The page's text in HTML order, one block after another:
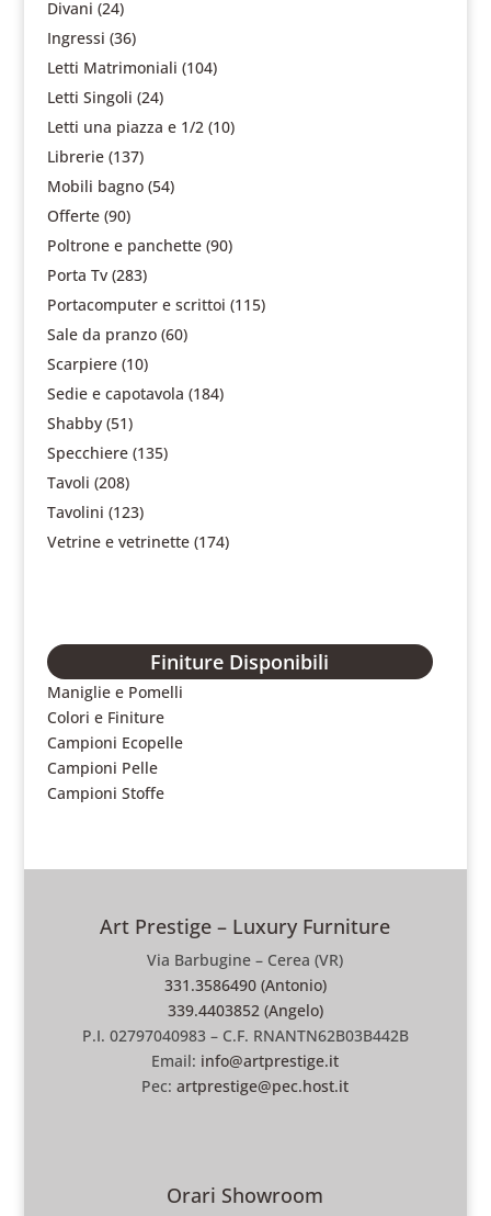
Divani (24)
Ingressi (36)
Letti Matrimoniali (104)
Letti Singoli (24)
Letti una piazza e 1/2 (10)
Librerie (137)
Mobili bagno (54)
Offerte (90)
Poltrone e panchette (90)
Porta Tv (283)
Portacomputer e scrittoi (115)
Sale da pranzo (60)
Scarpiere (10)
Sedie e capotavola (184)
Shabby (51)
Specchiere (135)
Tavoli (208)
Tavolini (123)
Vetrine e vetrinette (174)
Finiture Disponibili
Maniglie e Pomelli
Colori e Finiture
Campioni Ecopelle
Campioni Pelle
Campioni Stoffe
Art Prestige – Luxury Furniture
Via Barbugine – Cerea (VR)
331.3586490 (Antonio)
339.4403852 (Angelo)
P.I. 02797040983 – C.F. RNANTN62B03B442B
Email: info@artprestige.it
Pec:artprestige@pec.host.it
Orari Showroom